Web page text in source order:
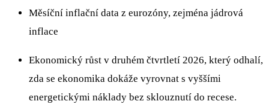
Měsíční inflační data z eurozóny, zejména jádrová
inflace
Ekonomický růst v druhém čtvrtletí 2026, který odhalí,
zda se ekonomika dokáže vyrovnat s vyššími
energetickými náklady bez sklouznutí do recese.